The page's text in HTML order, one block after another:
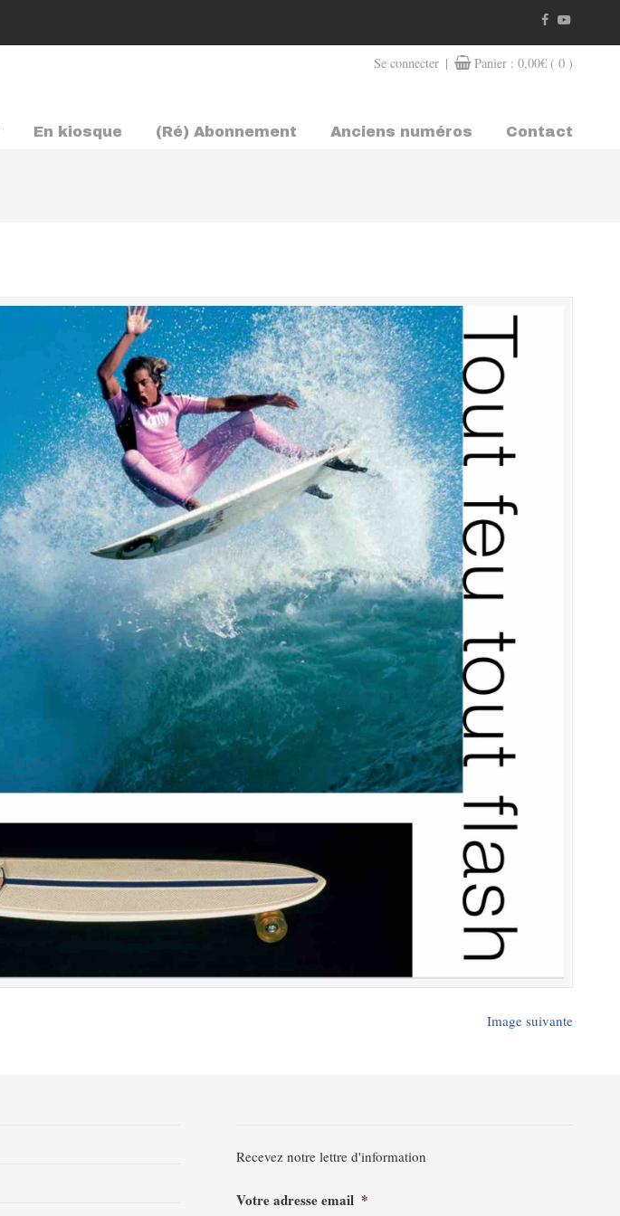
Se connecter | Panier : 0,00€ ( 0 )
En kiosque (Ré) Abonnement Anciens numéros Contact
Image suivante
Recevez notre lettre d'information
Votre adresse email *